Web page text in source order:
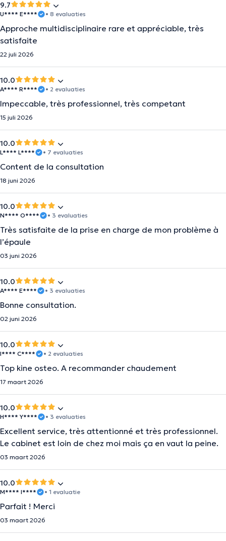
9.7
U**** E**** • 8 evaluaties
Approche multidisciplinaire rare et appréciable, très
satisfaite
22 juli 2026
10.0
A**** R**** • 2 evaluaties
Impeccable, très professionnel, très competant
15 juli 2026
10.0
L**** L**** • 7 evaluaties
Content de la consultation
18 juni 2026
10.0
N**** O**** • 3 evaluaties
Très satisfaite de la prise en charge de mon problème à
l’épaule
03 juni 2026
10.0
A**** E**** • 3 evaluaties
Bonne consultation.
02 juni 2026
10.0
I**** C**** • 2 evaluaties
Top kine osteo. A recommander chaudement
17 maart 2026
10.0
H**** Y**** • 3 evaluaties
Excellent service, très attentionné et très professionnel.
Le cabinet est loin de chez moi mais ça en vaut la peine.
03 maart 2026
10.0
M**** I**** • 1 evaluatie
Parfait ! Merci
03 maart 2026